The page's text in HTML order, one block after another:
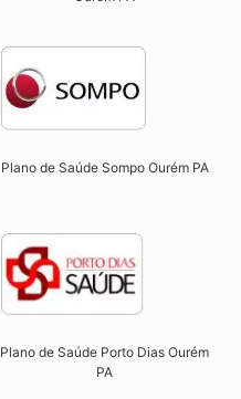
Plano de Saúde Sompo Ourém PA​
Plano de Saúde Porto Dias Ourém
PA